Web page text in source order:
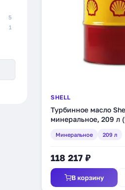
5
1
SHELL
Турбинное масло
минеральное, 209 л
Минеральное 209 л
118 217 ₽
В корзину